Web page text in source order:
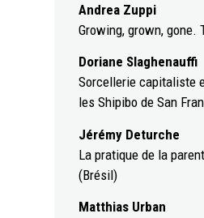
Andrea Zuppi
Growing, grown,
Doriane Slaghenauffi
Sorcellerie capitaliste
les Shipibo de San
Jérémy Deturche
La pratique de la
(Brésil)
Matthias Urban